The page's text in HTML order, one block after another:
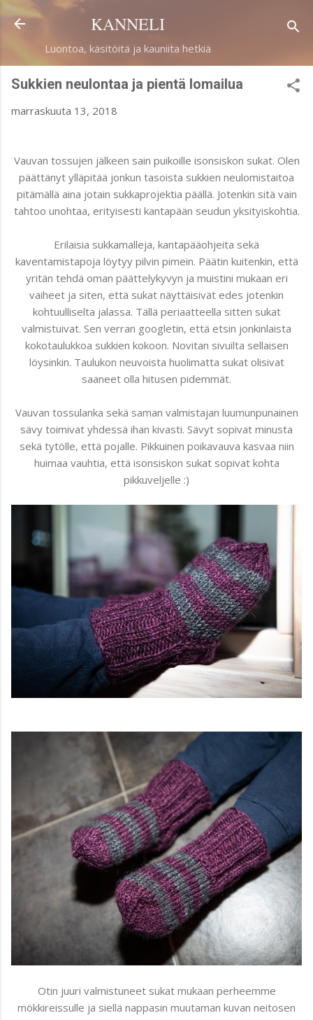
Siirry pääsisältöön
KANNELI
Luontoa, käsitöitä ja kauniita hetkiä
Sukkien neulontaa ja pientä lomailua
marraskuuta 13, 2018
Vauvan tossujen jälkeen sain puikoille isonsiskon sukat. Olen
päättänyt ylläpitää jonkun tasoista sukkien neulomistaitoa
pitämällä aina jotain sukkaprojektia päällä. Jotenkin sitä vain
tahtoo unohtaa, erityisesti kantapään seudun yksityiskohtia.
Erilaisia sukkamalleja, kantapääohjeita sekä
kaventamistapoja löytyy pilvin pimein. Päätin kuitenkin, että
yritän tehdä oman päättelykyvyn ja muistini mukaan eri
vaiheet ja siten, että sukat näyttäisivät edes jotenkin
kohtuulliselta jalassa. Tällä periaatteella sitten sukat
valmistuivat. Sen verran googletin, että etsin jonkinlaista
kokotaulukkoa sukkien kokoon. Novitan sivuilta sellaisen
löysinkin. Taulukon neuvoista huolimatta sukat olisivat
saaneet olla hitusen pidemmät.
Vauvan tossulanka sekä saman valmistajan luumunpunainen
sävy toimivat yhdessä ihan kivasti. Sävyt sopivat minusta
sekä tytölle, että pojalle. Pikkuinen poikavauva kasvaa niin
huimaa vauhtia, että isonsiskon sukat sopivat kohta
pikkuveljelle :)
Otin juuri valmistuneet sukat mukaan perheemme
mökkireissulle ja siellä nappasin muutaman kuvan neitosen